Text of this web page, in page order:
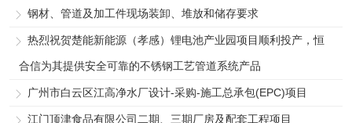
钢材、管道及加工件现场装卸、堆放和储存要求
热烈祝贺楚能新能源（孝感）锂电池产业园项目顺利投产，恒
合信为其提供安全可靠的不锈钢工艺管道系统产品
广州市白云区江高净水厂设计-采购-施工总承包(EPC)项目
江门顶津食品有限公司二期、三期厂房及配套工程项目